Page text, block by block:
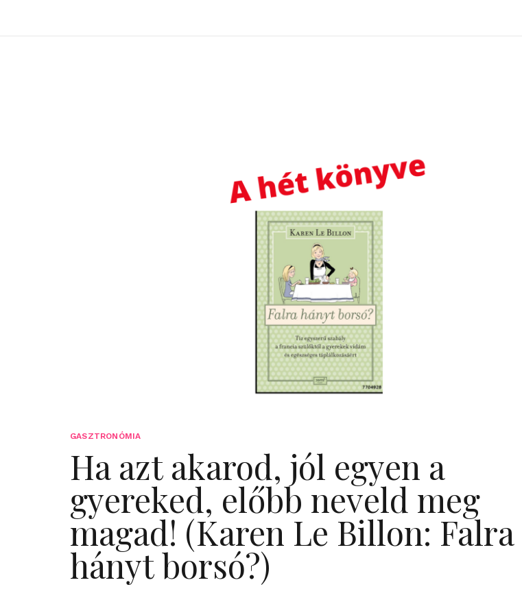
GASZTRONÓMIA
Ha azt akarod, jól egyen a
gyereked, előbb neveld meg
magad! (Karen Le Billon: Falra
hányt borsó?)